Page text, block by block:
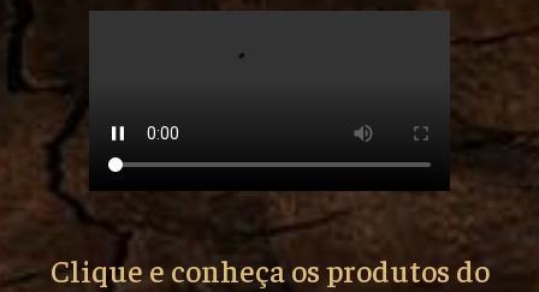
Clique e conheça os produtos do